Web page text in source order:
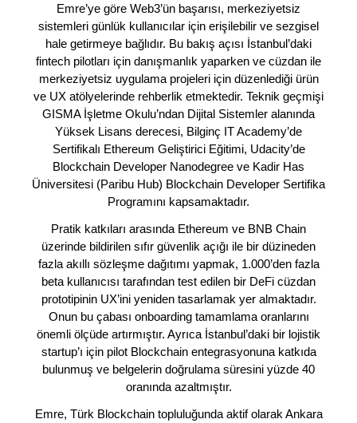
Emre’ye göre Web3’ün başarısı, merkeziyetsiz
sistemleri günlük kullanıcılar için erişilebilir ve sezgisel
hale getirmeye bağlıdır. Bu bakış açısı İstanbul’daki
fintech pilotları için danışmanlık yaparken ve cüzdan ile
merkeziyetsiz uygulama projeleri için düzenlediği ürün
ve UX atölyelerinde rehberlik etmektedir. Teknik geçmişi
GISMA İşletme Okulu’ndan Dijital Sistemler alanında
Yüksek Lisans derecesi, Bilginç IT Academy’de
Sertifikalı Ethereum Geliştirici Eğitimi, Udacity’de
Blockchain Developer Nanodegree ve Kadir Has
Üniversitesi (Paribu Hub) Blockchain Developer Sertifika
Programını kapsamaktadır.
Pratik katkıları arasında Ethereum ve BNB Chain
üzerinde bildirilen sıfır güvenlik açığı ile bir düzineden
fazla akıllı sözleşme dağıtımı yapmak, 1.000’den fazla
beta kullanıcısı tarafından test edilen bir DeFi cüzdan
prototipinin UX’ini yeniden tasarlamak yer almaktadır.
Onun bu çabası onboarding tamamlama oranlarını
önemli ölçüde artırmıştır. Ayrıca İstanbul’daki bir lojistik
startup’ı için pilot Blockchain entegrasyonuna katkıda
bulunmuş ve belgelerin doğrulama süresini yüzde 40
oranında azaltmıştır.
Emre, Türk Blockchain topluluğunda aktif olarak Ankara